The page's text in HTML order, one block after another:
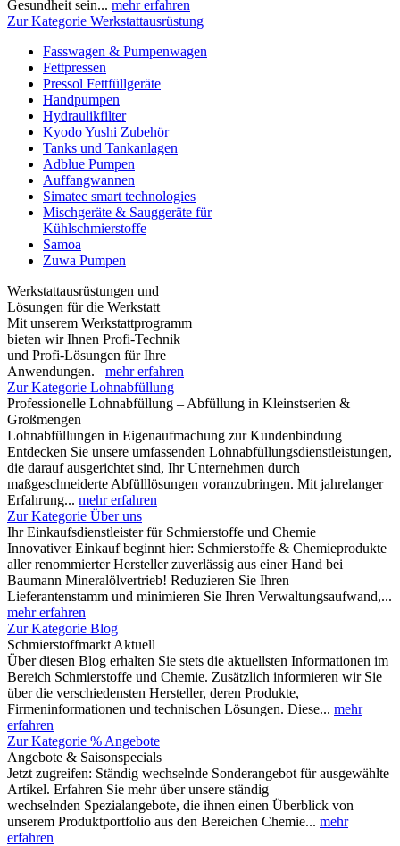
Gesundheit sein... mehr erfahren
Zur Kategorie Werkstattausrüstung
Fasswagen & Pumpenwagen
Fettpressen
Pressol Fettfüllgeräte
Handpumpen
Hydraulikfilter
Kyodo Yushi Zubehör
Tanks und Tankanlagen
Adblue Pumpen
Auffangwannen
Simatec smart technologies
Mischgeräte & Sauggeräte für
Kühlschmierstoffe
Samoa
Zuwa Pumpen
Werkstattausrüstungen und
Lösungen für die Werkstatt
Mit unserem Werkstattprogramm
bieten wir Ihnen Profi-Technik
und Profi-Lösungen für Ihre
Anwendungen. mehr erfahren
Zur Kategorie Lohnabfüllung
Professionelle Lohnabfüllung – Abfüllung in Kleinstserien &
Großmengen
Lohnabfüllungen in Eigenaufmachung zur Kundenbindung
Entdecken Sie unsere umfassenden Lohnabfüllungsdienstleistungen,
die darauf ausgerichtet sind, Ihr Unternehmen durch
maßgeschneiderte Abfülllösungen voranzubringen. Mit jahrelanger
Erfahrung... mehr erfahren
Zur Kategorie Über uns
Ihr Einkaufsdienstleister für Schmierstoffe und Chemie
Innovativer Einkauf beginnt hier: Schmierstoffe & Chemieprodukte
aller renommierter Hersteller zuverlässig aus einer Hand bei
Baumann Mineralölvertrieb! Reduzieren Sie Ihren
Lieferantenstamm und minimieren Sie Ihren Verwaltungsaufwand,...
mehr erfahren
Zur Kategorie Blog
Schmierstoffmarkt Aktuell
Über diesen Blog erhalten Sie stets die aktuellsten Informationen im
Bereich Schmierstoffe und Chemie. Zusätzlich informieren wir Sie
über die verschiedensten Hersteller, deren Produkte,
Firmeninformationen und technischen Lösungen. Diese... mehr
erfahren
Zur Kategorie % Angebote
Angebote & Saisonspecials
Jetzt zugreifen: Ständig wechselnde Sonderangebot für ausgewählte
Artikel. Erfahren Sie mehr über unsere ständig
wechselnden Spezialangebote, die ihnen einen Überblick von
unserem Produktportfolio aus den Bereichen Chemie... mehr
erfahren